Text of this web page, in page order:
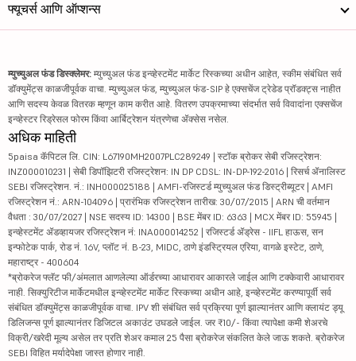
फ्यूचर्स आणि ऑप्शन्स
म्युच्युअल फंड डिस्क्लेमर: म्युच्युअल फंड इन्व्हेस्टमेंट मार्केट रिस्कच्या अधीन आहेत, स्कीम संबंधित सर्व
डॉक्युमेंट्स काळजीपूर्वक वाचा. म्युच्युअल फंड, म्युच्युअल फंड-SIP हे एक्सचेंज ट्रेडेड प्रॉडक्ट्स नाहीत
आणि सदस्य केवळ वितरक म्हणून काम करीत आहे. वितरण उपक्रमाच्या संदर्भात सर्व विवादांना एक्सचेंज
इन्व्हेस्टर रिड्रेसल फोरम किंवा आर्बिट्रेशन यंत्रणेचा ॲक्सेस नसेल.
अधिक माहिती
5paisa कॅपिटल लि. CIN: L67190MH2007PLC289249 | स्टॉक ब्रोकर सेबी रजिस्ट्रेशन:
INZ000010231 | सेबी डिपॉझिटरी रजिस्ट्रेशन: IN DP CDSL: IN-DP-192-2016 | रिसर्च ॲनालिस्ट
SEBI रजिस्ट्रेशन. नं.: INH000025188 | AMFI-रजिस्टर्ड म्युच्युअल फंड डिस्ट्रीब्यूटर | AMFI
रजिस्ट्रेशन नं.: ARN-104096 | प्रारंभिक रजिस्ट्रेशन तारीख: 30/07/2015 | ARN ची वर्तमान
वैधता : 30/07/2027 | NSE सदस्य ID: 14300 | BSE मेंबर ID: 6363 | MCX मेंबर ID: 55945 |
इन्व्हेस्टमेंट ॲडव्हायजर रजिस्ट्रेशन नं: INA000014252 | रजिस्टर्ड ॲड्रेस - IIFL हाऊस, सन
इन्फोटेक पार्क, रोड नं. 16V, प्लॉट नं. B-23, MIDC, ठाणे इंडस्ट्रियल एरिया, वागळे इस्टेट, ठाणे,
महाराष्ट्र - 400604
*ब्रोकरेज फ्लॅट फी/अंमलात आणलेल्या ऑर्डरच्या आधारावर आकारले जाईल आणि टक्केवारी आधारावर
नाही. सिक्युरिटीज मार्केटमधील इन्व्हेस्टमेंट मार्केट रिस्कच्या अधीन आहे, इन्व्हेस्टमेंट करण्यापूर्वी सर्व
संबंधित डॉक्युमेंट्स काळजीपूर्वक वाचा. IPV शी संबंधित सर्व प्रक्रिया पूर्ण झाल्यानंतर आणि क्लायंट ड्यू
डिलिजन्स पूर्ण झाल्यानंतर डिजिटल अकाउंट उघडले जाईल. जर ₹10/- किंवा त्यापेक्षा कमी शेअरचे
विक्री/खरेदी मूल्य असेल तर प्रति शेअर कमाल 25 पैसा ब्रोकरेज संकलित केले जाऊ शकते. ब्रोकरेज
SEBI विहित मर्यादेपेक्षा जास्त होणार नाही.